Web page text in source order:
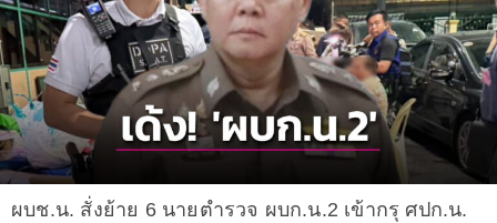
ผบช.น. สั่งย้าย 6 นายตำรวจ ผบก.น.2 เข้ากรุ ศปก.น.